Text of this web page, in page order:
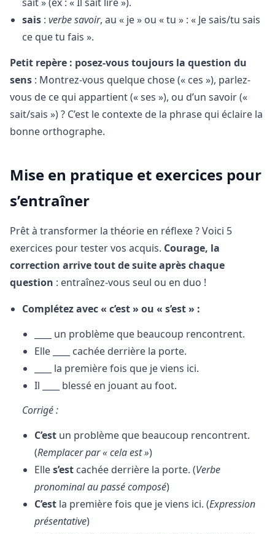
sais : verbe savoir, au « je » ou « tu » : « Je sais/tu sais
ce que tu fais ».
Petit repère : posez-vous toujours la question du
sens : Montrez-vous quelque chose (« ces »), parlez-
vous de ce qui appartient (« ses »), ou d’un savoir («
sait/sais ») ? C’est le contexte de la phrase qui éclaire la
bonne orthographe.
Mise en pratique et exercices pour
s’entraîner
Prêt à transformer la théorie en réflexe ? Voici 5
exercices pour tester vos acquis. Courage, la
correction arrive tout de suite après chaque
question : entraînez-vous seul ou en duo !
Complétez avec « c’est » ou « s’est » :
____ un problème que beaucoup rencontrent.
Elle ____ cachée derrière la porte.
____ la première fois que je viens ici.
Il ____ blessé en jouant au foot.
Corrigé :
C’est un problème que beaucoup rencontrent.
(Remplacer par « cela est »)
Elles’est cachée derrière la porte. (Verbe
pronominal au passé composé)
C’est la première fois que je viens ici. (Expression
présentative)